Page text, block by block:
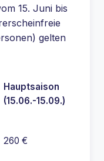
15. Juni bis
gelten
Hauptsaison
(15.06.-15.09.)
260 €